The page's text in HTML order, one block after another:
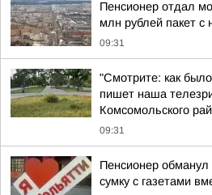
Пенсионер отдал
млн рублей пакет с
09:31
"Смотрите: как
пишет наша
Комсомольского
09:31
Пенсионер
сумку с газетами